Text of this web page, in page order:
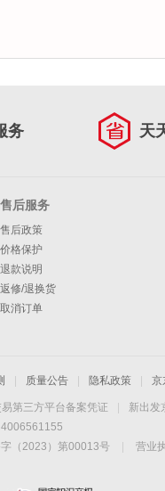
务 天
售后服务
售后政策
价格保护
退款说明
返修/退换货
取消订单
质量公告 隐私政策 京
第三方平台备案凭证
新出发
（2023）第00013号 营业